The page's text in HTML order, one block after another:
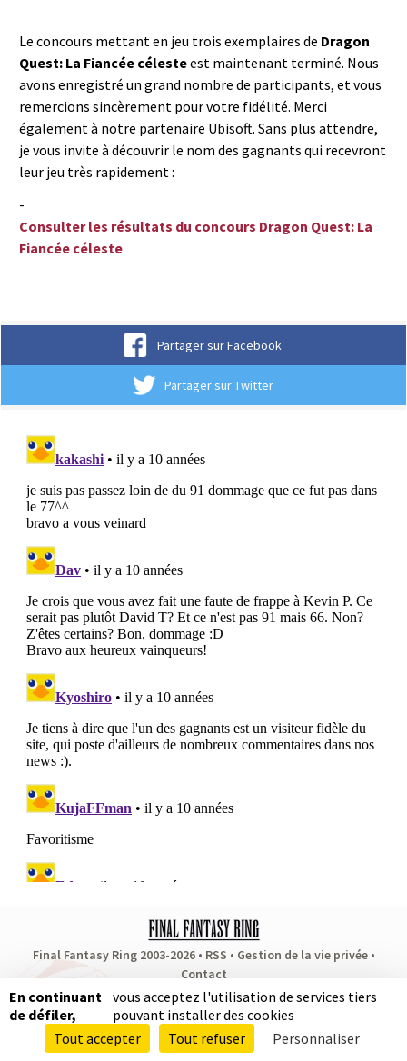
Le concours mettant en jeu trois exemplaires de Dragon
Quest: La Fiancée célesteest maintenant terminé. Nous
avons enregistré un grand nombre de participants, et vous
remercions sincèrement pour votre fidélité. Merci
également à notre partenaire Ubisoft. Sans plus attendre,
je vous invite à découvrir le nom des gagnants qui recevront
leur jeu très rapidement :
-
Consulter les résultats du concours Dragon Quest: La
Fiancée céleste
Partager sur Facebook
Partager sur Twitter
Autres actualités
Final Fantasy Ring 2003-2026 • RSS • Gestion de la vie privée•
Contact
Partenaires
RPG Soluce•Dragon Quest Fan •Puissance Zelda
En continuant
de défiler,
vous acceptez l'utilisation de services tiers
pouvant installer des cookies
Tout accepter
Tout refuser Personnaliser